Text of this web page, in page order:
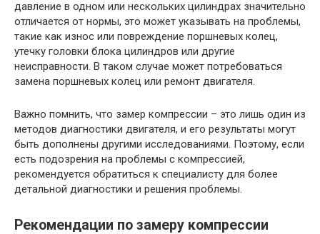
давление в одном или нескольких цилиндрах значительно
отличается от нормы, это может указывать на проблемы,
такие как износ или повреждение поршневых колец,
утечку головки блока цилиндров или другие
неисправности. В таком случае может потребоваться
замена поршневых колец или ремонт двигателя.
Важно помнить, что замер компрессии – это лишь один из
методов диагностики двигателя, и его результаты могут
быть дополнены другими исследованиями. Поэтому, если
есть подозрения на проблемы с компрессией,
рекомендуется обратиться к специалисту для более
детальной диагностики и решения проблемы.
Рекомендации по замеру компрессии